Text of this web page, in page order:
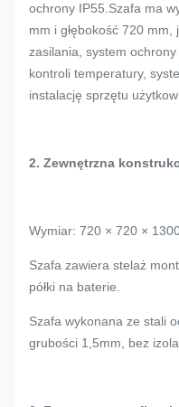
ochrony IP55.Szafa ma
mm i głębokość 720
zasilania, system
kontroli temperatury,
instalację sprzętu
2. Zewnętrzna
Wymiar: 720 × 720 ×
Szafa zawiera stelaż
półki na baterie.
Szafa wykonana ze stali
grubości 1,5mm, bez